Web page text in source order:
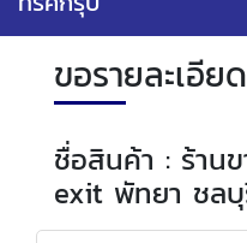
ขอรายละเอีย
ชื่อสินค้า : ร้าน
exit พัทยา ชล